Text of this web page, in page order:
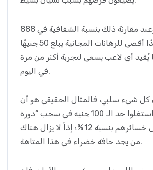
وعند مقارنة ذلك بنسبة الشفافية في 888casino، نجد
أن هناك حدًا أقصى للرهانات المجانية يبلغ 50 جنيهًا
يُقيد أي لاعب يسعى لتجربة أكثر من مرة
في اليوم.
كل شيء سلبي، فالمثال الحقيقي هو أن
بعض اللاعبين استغلوا حد الـ 100 جنيه في سحب “دورة
مجانية” لتقليل خسائرهم بنسبة 12 %؛ إذاً لا يزال هناك
من يجد حافة خضراء في هذا المتاهة.